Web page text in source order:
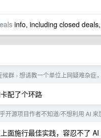
info, including closed
候群 › 想请教一个单位上网疑难杂症
配了个环路
开源项目作者不知道/不想利用 AI 来
面施行最佳实践，容忍不了 AI